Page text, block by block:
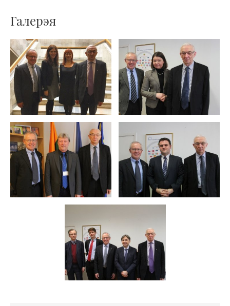
Галерэя